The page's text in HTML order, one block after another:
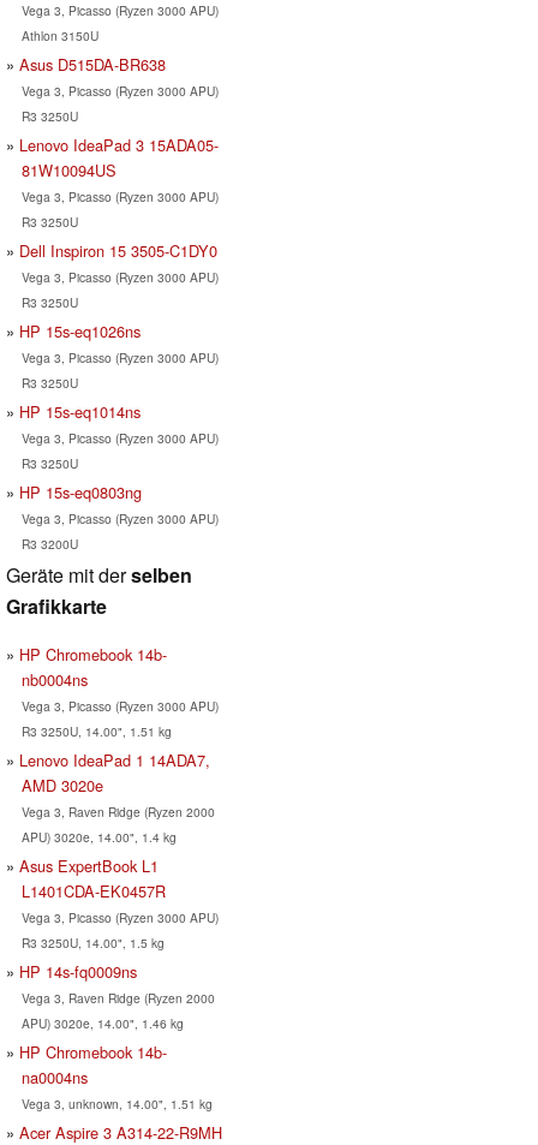
Vega 3, Picasso (Ryzen 3000 APU)
Athlon 3150U
Asus D515DA-BR638
Vega 3, Picasso (Ryzen 3000 APU)
R3 3250U
Lenovo IdeaPad 3 15ADA05-
81W10094US
Vega 3, Picasso (Ryzen 3000 APU)
R3 3250U
Dell Inspiron 15 3505-C1DY0
Vega 3, Picasso (Ryzen 3000 APU)
R3 3250U
HP 15s-eq1026ns
Vega 3, Picasso (Ryzen 3000 APU)
R3 3250U
HP 15s-eq1014ns
Vega 3, Picasso (Ryzen 3000 APU)
R3 3250U
HP 15s-eq0803ng
Vega 3, Picasso (Ryzen 3000 APU)
R3 3200U
Geräte mit derselben
Grafikkarte
HP Chromebook 14b-
nb0004ns
Vega 3, Picasso (Ryzen 3000 APU)
R3 3250U, 14.00", 1.51 kg
Lenovo IdeaPad 1 14ADA7,
AMD 3020e
Vega 3, Raven Ridge (Ryzen 2000
APU) 3020e, 14.00", 1.4 kg
Asus ExpertBook L1
L1401CDA-EK0457R
Vega 3, Picasso (Ryzen 3000 APU)
R3 3250U, 14.00", 1.5 kg
HP 14s-fq0009ns
Vega 3, Raven Ridge (Ryzen 2000
APU) 3020e, 14.00", 1.46 kg
HP Chromebook 14b-
na0004ns
Vega 3, unknown, 14.00", 1.51 kg
Acer Aspire 3 A314-22-R9MH